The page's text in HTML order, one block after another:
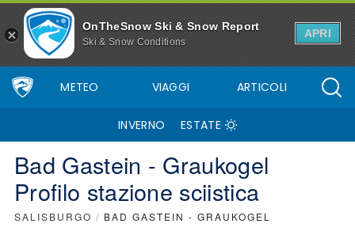
OnTheSnow Ski & Snow Report
Ski & Snow Conditions
APRI
METEO VIAGGI ARTICOLI
INVERNO ESTATE
Bad Gastein - Graukogel
Profilo stazione sciistica
SALISBURGO / BAD GASTEIN - GRAUKOGEL
Bad Gastein - Graukogel - Stazione sciistica - Skiinfo